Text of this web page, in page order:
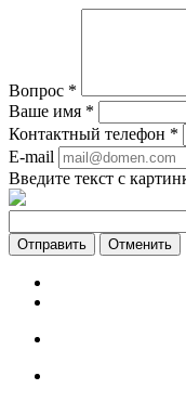
Вопрос *
Ваше имя *
Контактный телефон *
E-mail
Введите текст с
Отменить